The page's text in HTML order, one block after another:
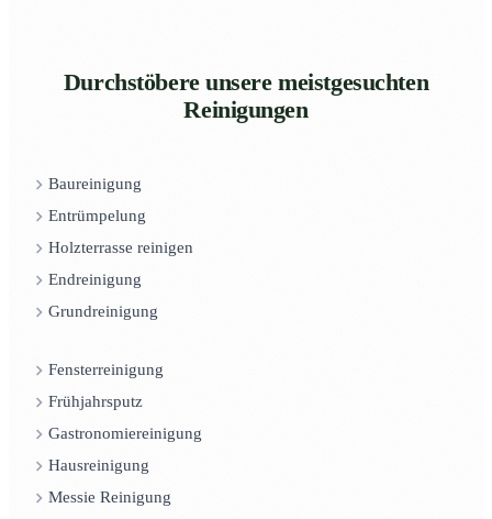
Durchstöbere unsere meistgesuchten
Reinigungen
Baureinigung
Entrümpelung
Holzterrasse reinigen
Endreinigung
Grundreinigung
Fensterreinigung
Frühjahrsputz
Gastronomiereinigung
Hausreinigung
Messie Reinigung